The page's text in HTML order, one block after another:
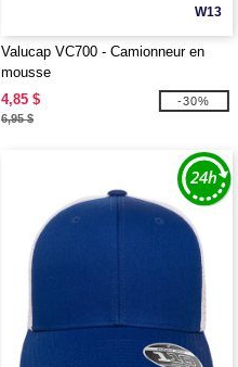
W13
Valucap VC700 - Camionneur en
mousse
4,85 $
6,95 $
-30%